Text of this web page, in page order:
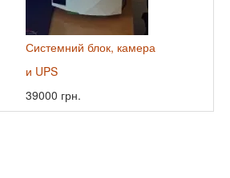
Системний блок, камера
и UPS
39000 грн.